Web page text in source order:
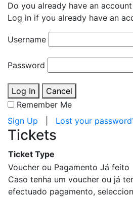
Do you already have an
Log in if you already have an
Username
Password
Log In
Cancel
Remember Me
Sign Up
Lost your
Tickets
Ticket Type
Voucher ou Pagamento Já feito
Caso tenha um voucher ou já
efectuado pagamento,